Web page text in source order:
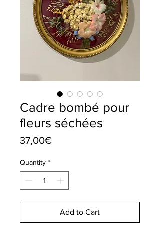
Cadre bombé pour
fleurs séchées
37,00€Price
Quantity *
Add to Cart